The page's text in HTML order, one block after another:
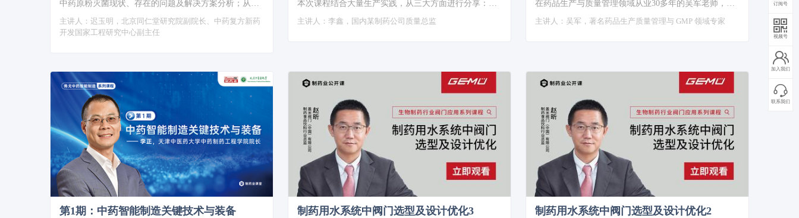
中药原粉灭菌现状、存在的问题及解决方案分析；从经典名方与配方颗粒开发谈中药浓缩与干燥新技术的应用体会。
主讲人： 迟玉明，北京同仁堂研究院副院长、中药复方新药
开发国家工程研究中心副主任
本次课程结合大量生产实践，从三大方面进行分享：一是需要通过对风险管理技巧与方法的应用，来确定选择风险管理方法的原则，明确风险内部控制流程。二是需要应用风险管理技巧对固体制剂生产过程…
主讲人： 李鑫，国内某制药公司质量总监
在药品生产与质量管理领域从业30多年的吴军老师，结合多年的科学研究和实践经验，对目前药品研发与生产工艺验证管理工作中出现的诸多管理与技术问题进行了分析。
主讲人： 吴军，著名药品生产质量管理与 GMP 领域专家
第1期：中药智能制造关键技术与装备 制药用水系统中阀门选型及设计优化3 制药用水系统中阀门选型及设计优化2
订阅号
视频号
加入我们
联系我们